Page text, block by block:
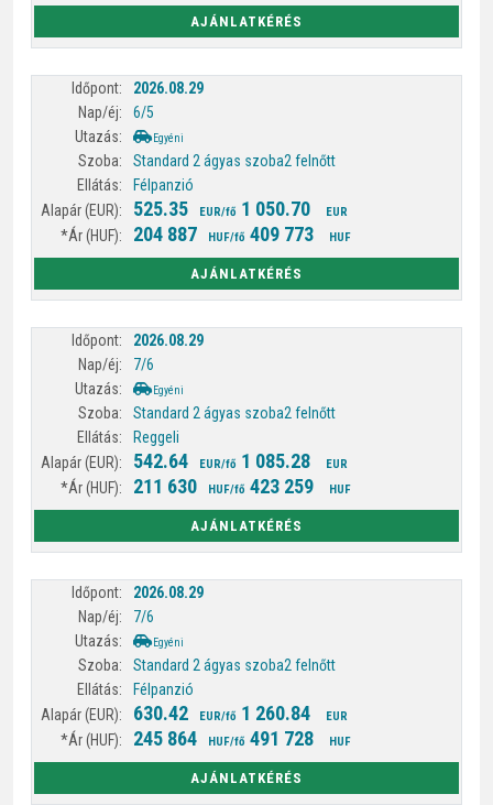
AJÁNLATKÉRÉS
2026.08.29
6/5
Egyéni
Standard 2 ágyas szoba2 felnőtt
Félpanzió
525.35 EUR/fő 1 050.70 EUR
204 887 HUF/fő 409 773 HUF
AJÁNLATKÉRÉS
2026.08.29
7/6
Egyéni
Standard 2 ágyas szoba2 felnőtt
Reggeli
542.64 EUR/fő 1 085.28 EUR
211 630 HUF/fő 423 259 HUF
AJÁNLATKÉRÉS
2026.08.29
7/6
Egyéni
Standard 2 ágyas szoba2 felnőtt
Félpanzió
630.42 EUR/fő 1 260.84 EUR
245 864 HUF/fő 491 728 HUF
AJÁNLATKÉRÉS